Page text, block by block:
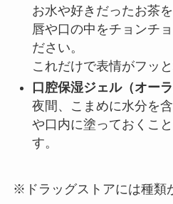
お水や好きだったお茶
唇や口の中をチョンチ
ださい。
これだけで表情がフッ
口腔保湿ジェル（オー
夜間、こまめに水分を
や口内に塗っておくこ
す。
※ドラッグストアには種類